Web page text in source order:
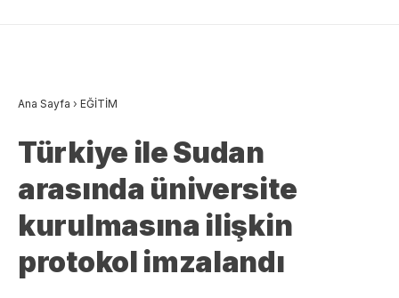
Ana Sayfa › EĞİTİM
Türkiye ile Sudan
arasında üniversite
kurulmasına ilişkin
protokol imzalandı